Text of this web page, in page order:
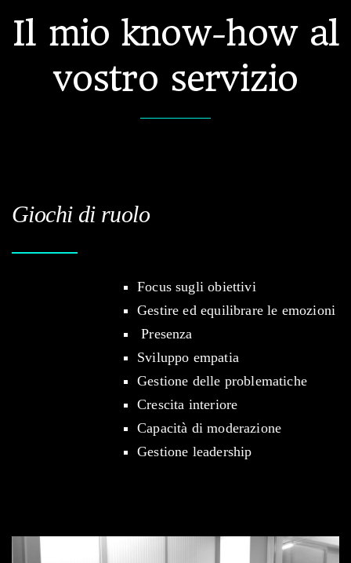
Il mio know-how al
vostro servizio
Giochi di ruolo
Focus sugli obiettivi
Gestire ed equilibrare le emozioni
Presenza
Sviluppo empatia
Gestione delle problematiche
Crescita interiore
Capacità di moderazione
Gestione leadership